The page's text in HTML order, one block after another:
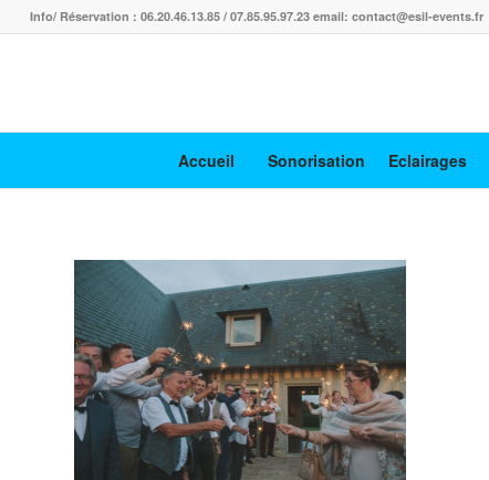
Info/ Réservation : 06.20.46.13.85 / 07.85.95.97.23 email: contact@esil-events.fr
Accueil Sonorisation Eclairages